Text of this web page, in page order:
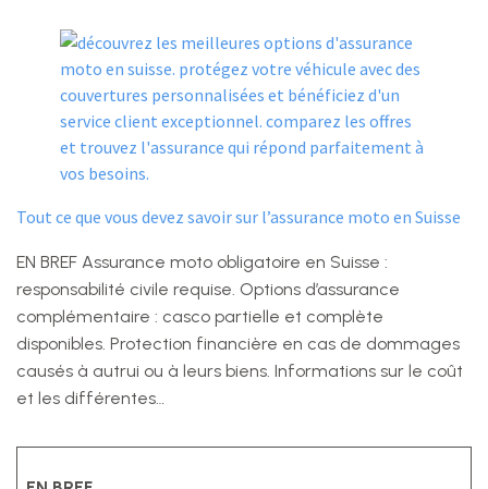
Tout ce que vous devez savoir sur l’assurance moto en Suisse
EN BREF Assurance moto obligatoire en Suisse :
responsabilité civile requise. Options d’assurance
complémentaire : casco partielle et complète
disponibles. Protection financière en cas de dommages
causés à autrui ou à leurs biens. Informations sur le coût
et les différentes…